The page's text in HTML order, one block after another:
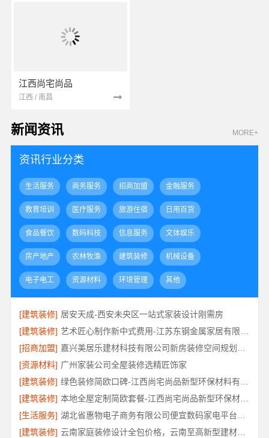
江西尚宅尚品
江西 / 南昌
新闻资讯 MORE+
资讯行业分类
生活服务 商务服务 招商加盟 金融服务
教育培训 医疗服务 旅游住宿 日用百货
食品餐饮 数码科技 信息服务 文体娱乐
房产地产 农林牧渔 建筑装修 机械设备
电子电工 资源材料 环境管理 其他
[建筑装修] 居安天成-西安未央区一站式家装设计刚需房
[建筑装修]
[招商加盟]
[资源材料] 广州家装公司全屋装修选精匠饰家
[建筑装修]
[建筑装修]
本地全屋定制简欧套餐-江西尚宅尚品新型环保材料有限公司
[生活服务]
[建筑装修]
云南家庭装修设计全包价格，云南至高新型建材有限公司性价比高